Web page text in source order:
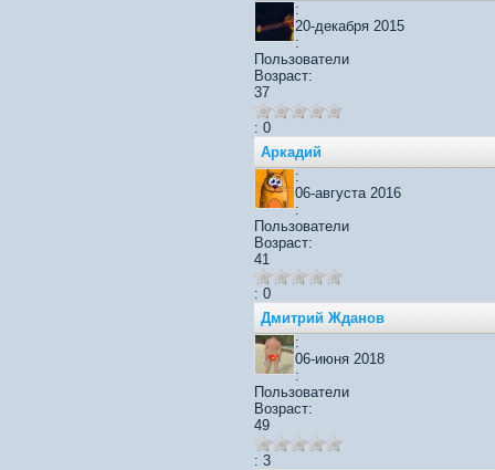
:
20-декабря 2015
:
Пользователи
Возраст:
37
: 0
Аркадий
:
06-августа 2016
:
Пользователи
Возраст:
41
: 0
Дмитрий Жданов
:
06-июня 2018
:
Пользователи
Возраст:
49
: 3